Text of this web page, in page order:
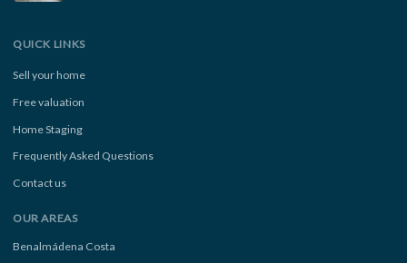
QUICK LINKS
Sell your home
Free valuation
Home Staging
Frequently Asked Questions
Contact us
OUR AREAS
Benalmádena Costa